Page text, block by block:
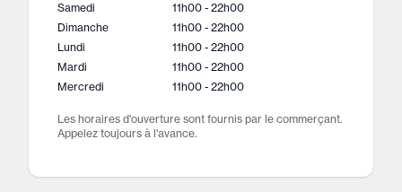
Samedi
11h00 - 22h00
Dimanche
11h00 - 22h00
Lundi
11h00 - 22h00
Mardi
11h00 - 22h00
Mercredi
11h00 - 22h00
Les horaires d'ouverture sont fournis par le commerçant.
Appelez toujours à l'avance.